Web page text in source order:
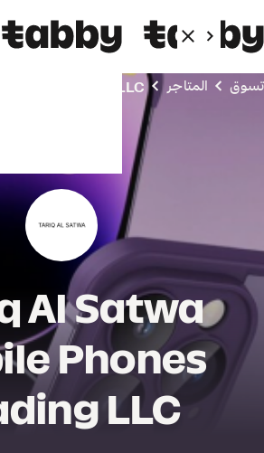
تسوق المتاجر Phones Trading LLC
Al Satwa
Phones
LLC